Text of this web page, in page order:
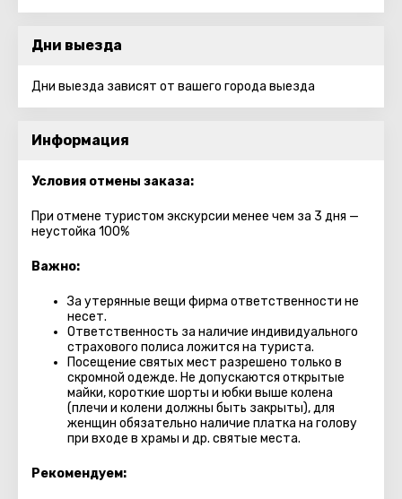
Дни выезда
Дни выезда зависят от вашего города выезда
Информация
Условия отмены заказа:
При отмене туристом экскурсии менее чем за 3 дня —
неустойка 100%
Важно:
За утерянные вещи фирма ответственности не
несет.
Ответственность за наличие индивидуального
страхового полиса ложится на туриста.
Посещение святых мест разрешено только в
скромной одежде. Не допускаются открытые
майки, короткие шорты и юбки выше колена
(плечи и колени должны быть закрыты), для
женщин обязательно наличие платка на голову
при входе в храмы и др. святые места.
Рекомендуем: